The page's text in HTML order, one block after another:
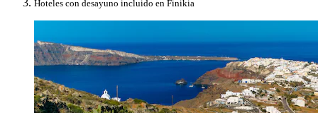
Hoteles con desayuno incluido en Finikia